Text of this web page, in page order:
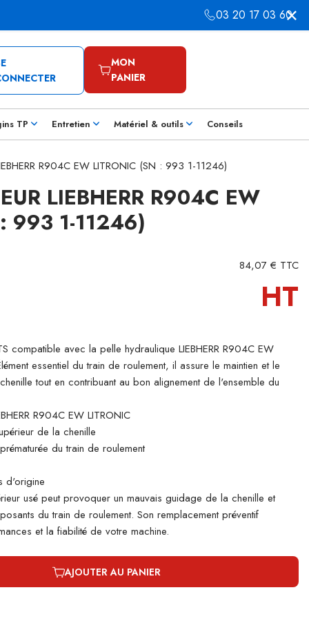
03 20 17 03 60
MON
PANIER
TP Entretien Matériel & outils Conseils
R904C EW LITRONIC (SN : 993 1-11246)
LIEBHERR R904C EW
993 1-11246)
84,07 € TTC
HT
compatible avec la pelle hydraulique LIEBHERR R904C EW
essentiel du train de roulement, il assure le maintien et le
tout en contribuant au bon alignement de l'ensemble du
R904C EW LITRONIC
de la chenille
du train de roulement
d'origine
usé peut provoquer un mauvais guidage de la chenille et
du train de roulement. Son remplacement préventif
et la fiabilité de votre machine.
AJOUTER AU PANIER